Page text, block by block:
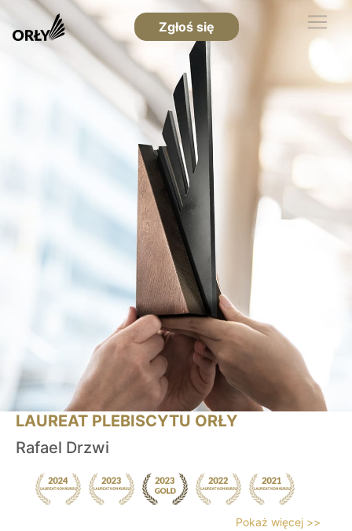
Zgłoś się
LAUREAT PLEBISCYTU ORŁY
Rafael Drzwi
Pokaż więcej >>